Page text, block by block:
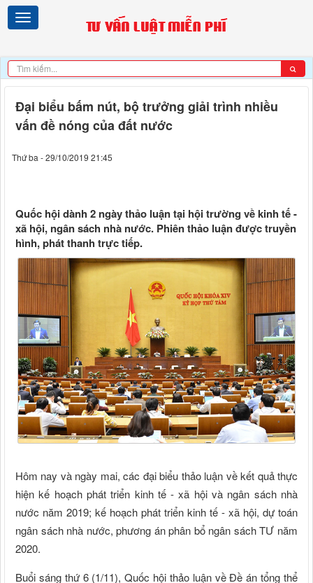
Đại biểu bấm nút, bộ trưởng giải trình nhiều
vấn đề nóng của đất nước
Thứ ba - 29/10/2019 21:45
Quốc hội dành 2 ngày thảo luận tại hội trường về kinh tế -
xã hội, ngân sách nhà nước. Phiên thảo luận được truyền
hình, phát thanh trực tiếp.
Hôm nay và ngày mai, các đại biểu thảo luận về kết quả thực
hiện kế hoạch phát triển kinh tế - xã hội và ngân sách nhà
nước năm 2019; kế hoạch phát triển kinh tế - xã hội, dự toán
ngân sách nhà nước, phương án phân bổ ngân sách TƯ năm
2020.
Buổi sáng thứ 6 (1/11), Quốc hội thảo luận về Đề án tổng thể